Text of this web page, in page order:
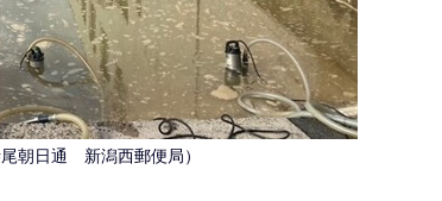
朝日通 新潟西郵便局）